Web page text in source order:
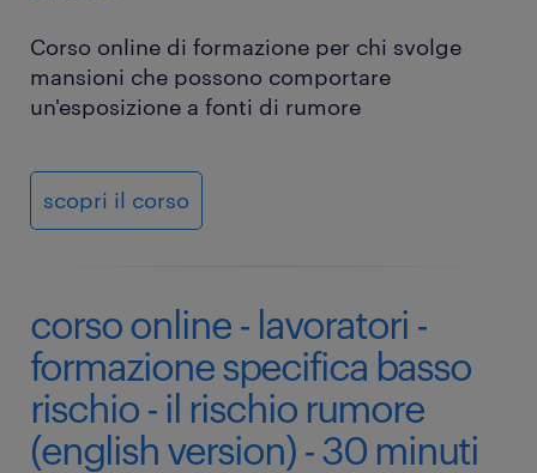
Corso online di formazione per chi svolge
mansioni che possono comportare
un'esposizione a fonti di rumore
scopri il corso
corso online - lavoratori -
formazione specifica basso
rischio - il rischio rumore
(english version) - 30 minuti